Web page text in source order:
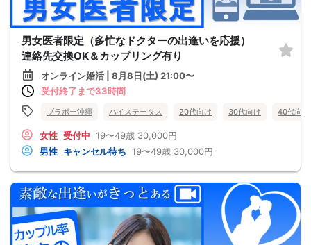
男女医者限定（多忙なドクターの出逢いを応援）
連絡先交換OK＆カップリング有り
オンライン婚活 | 8月8日(土) 21:00〜
受付終了まで33時間
ブラボー沖縄 ハイステータス 20代向け 30代向け 40代向け
女性 受付中 19〜49歳 30,000円
男性 キャンセル待ち 19〜49歳 30,000円